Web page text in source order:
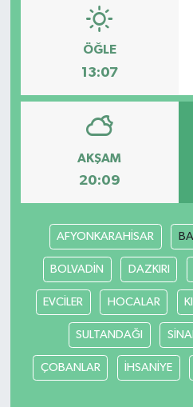
ÖĞLE
13:07
AKŞAM
20:09
AFYONKARAHİSAR
BOLVADİN DAZKIRI
EVCİLER HOCALAR
SULTANDAĞI
ÇOBANLAR İHSANİYE
Siyaset
Yaşam